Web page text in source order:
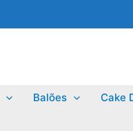
Balões Cake